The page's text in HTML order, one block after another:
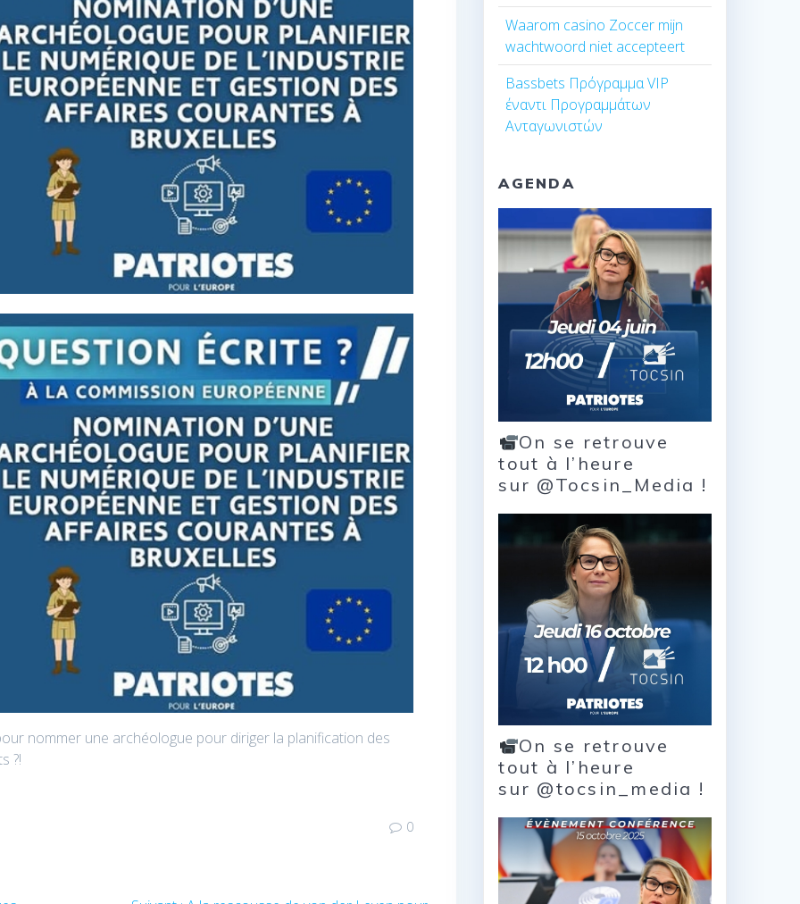
nommer une archéologue pour diriger la planification des
?!
0
Waarom casino Zoccer mijn
wachtwoord niet accepteert
Bassbets Πρόγραμμα VIP
έναντι Προγραμμάτων
Ανταγωνιστών
AGENDA
On se retrouve
tout à l’heure
sur @Tocsin_Media !
On se retrouve
tout à l’heure
sur @tocsin_media !